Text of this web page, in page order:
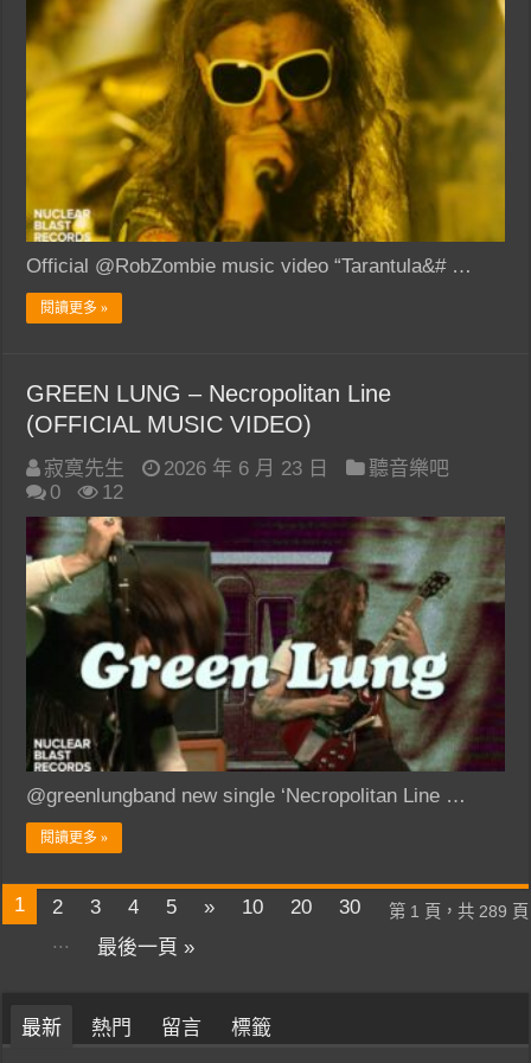
Official @RobZombie music video “Tarantula&# …
閱讀更多 »
GREEN LUNG – Necropolitan Line
(OFFICIAL MUSIC VIDEO)
寂寞先生 2026 年 6 月 23 日
聽音樂吧
0
12
@greenlungband new single ‘Necropolitan Line …
閱讀更多 »
第 1 頁，共 289 頁
1 2 3 4 5 » 10 20
30
...
最後一頁 »
最新 熱門 留言 標籤